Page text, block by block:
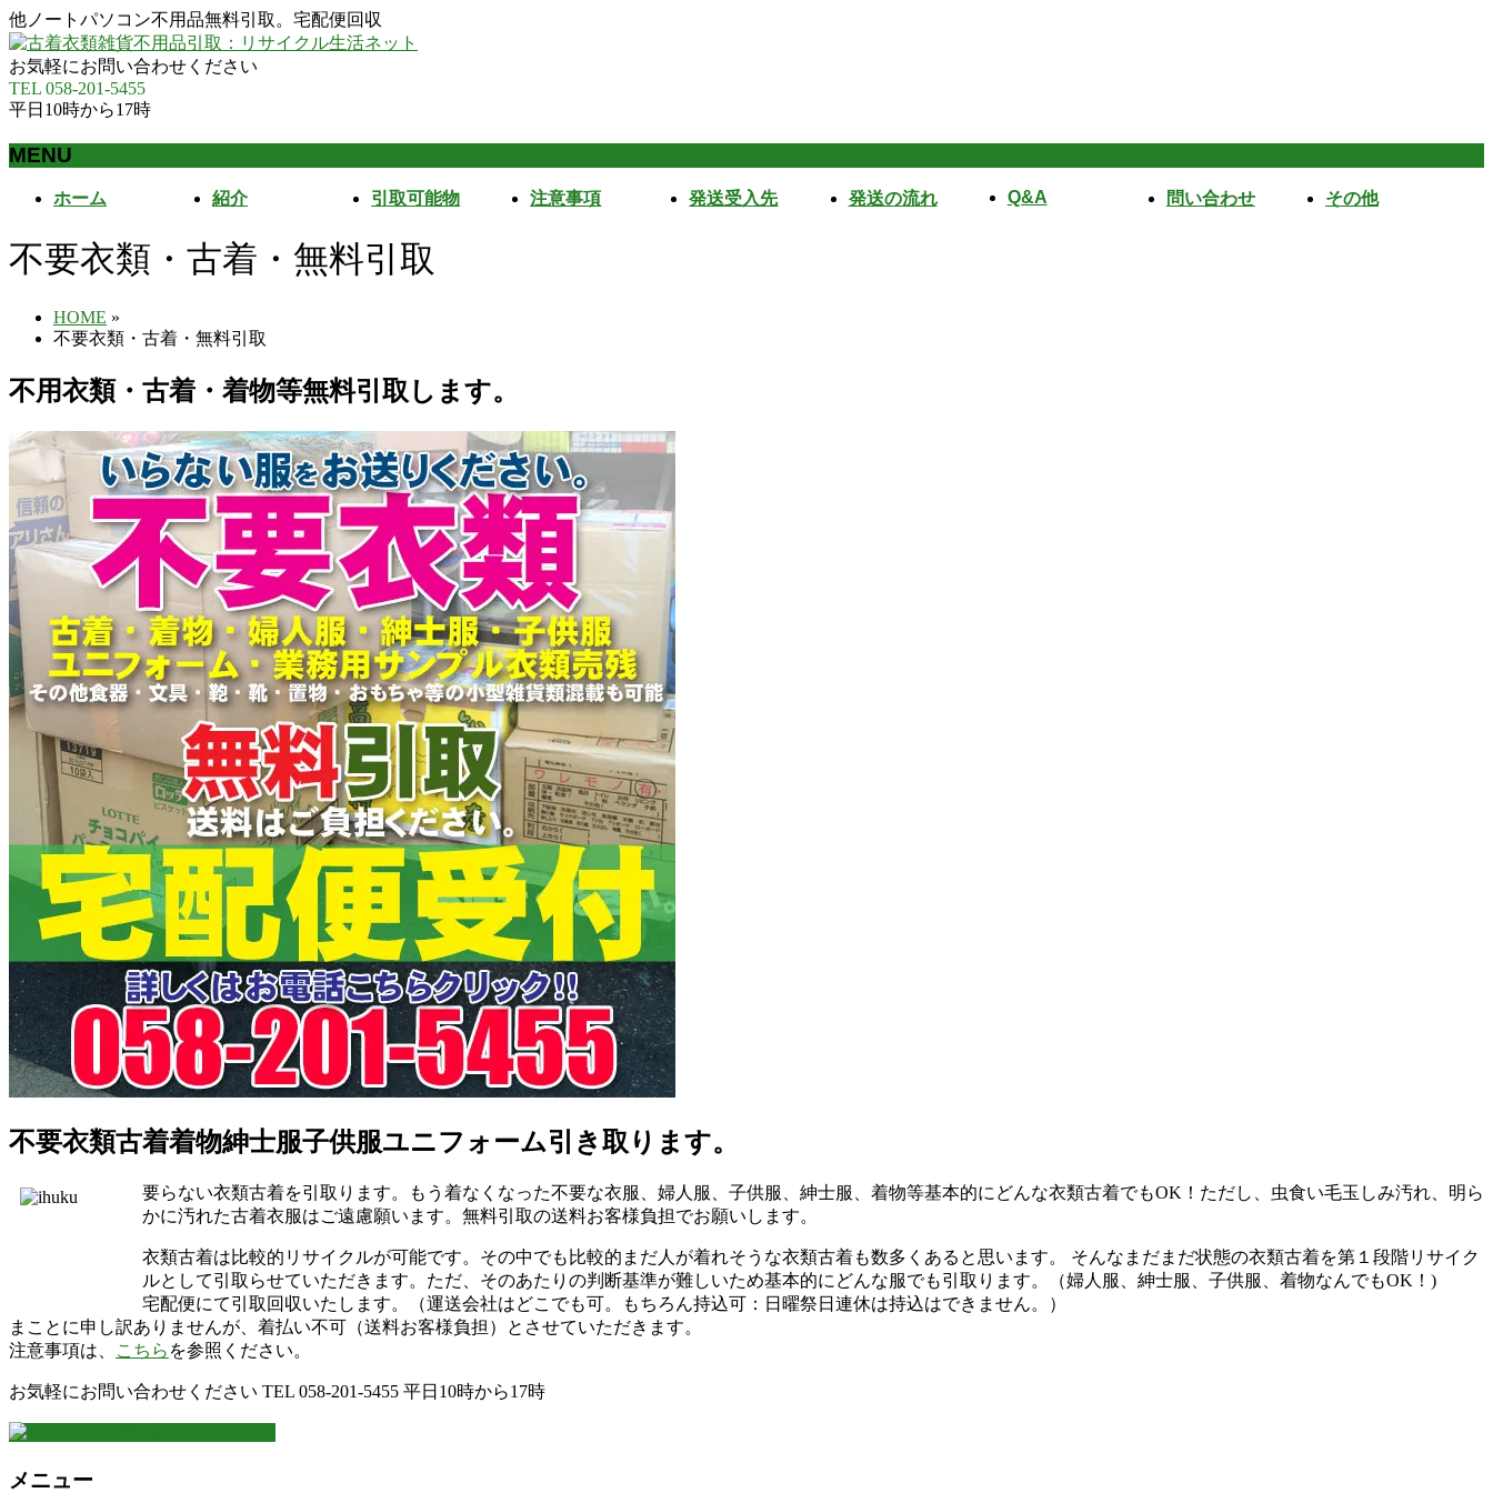
他ノートパソコン不用品無料引取。宅配便回収
お気軽にお問い合わせください
TEL 058-201-5455
平日10時から17時
MENU
ュ
ー
ホーム 紹介 引取可能物 注意事項 発送受入先 発送の流れ Q&A 問い合わせ その他
不要衣類・古着・無料引取
HOME »
不要衣類・古着・無料引取
不用衣類・古着・着物等無料引取します。
不要衣類古着着物紳士服子供服ユニフォーム引き取ります。
要らない衣類古着を引取ります。もう着なくなった不要な衣服、婦人服、子供服、紳士服、着物等基本的にどんな衣類古着でもOK！ただし、虫食い毛玉しみ汚れ、明ら
かに汚れた古着衣服はご遠慮願います。無料引取の送料お客様負担でお願いします。
衣類古着は比較的リサイクルが可能です。その中でも比較的まだ人が着れそうな衣類古着も数多くあると思います。 そんなまだまだ状態の衣類古着を第１段階リサイク
ルとして引取らせていただきます。ただ、そのあたりの判断基準が難しいため基本的にどんな服でも引取ります。（婦人服、紳士服、子供服、着物なんでもOK！)
宅配便にて引取回収いたします。（運送会社はどこでも可。もちろん持込可：日曜祭日連休は持込はできません。）
まことに申し訳ありませんが、着払い不可（送料お客様負担）とさせていただきます。
注意事項は、
こちら を参照ください。
お気軽にお問い合わせください TEL 058-201-5455 平日10時から17時
メニュー